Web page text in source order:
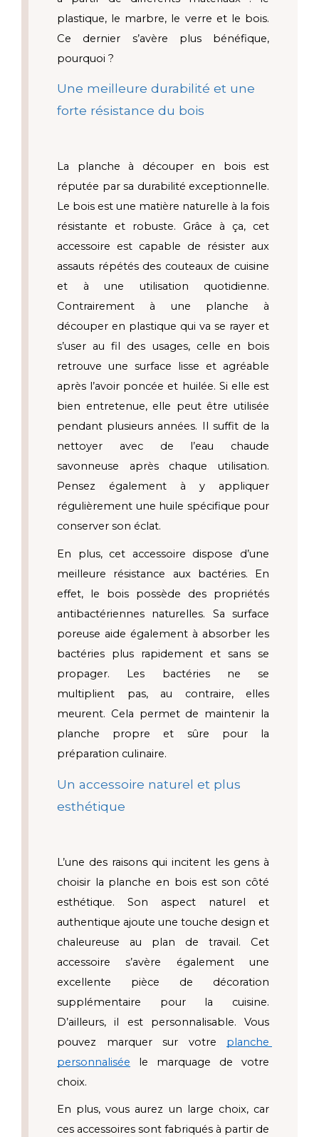
plastique, le marbre, le verre et le bois.
Ce dernier s’avère plus bénéfique,
pourquoi ?
Une meilleure durabilité et une
forte résistance du bois
La planche à découper en bois est
réputée par sa durabilité exceptionnelle.
Le bois est une matière naturelle à la fois
résistante et robuste. Grâce à ça, cet
accessoire est capable de résister aux
assauts répétés des couteaux de cuisine
et à une utilisation quotidienne.
Contrairement à une planche à
découper en plastique qui va se rayer et
s’user au fil des usages, celle en bois
retrouve une surface lisse et agréable
après l’avoir poncée et huilée. Si elle est
bien entretenue, elle peut être utilisée
pendant plusieurs années. Il suffit de la
nettoyer avec de l’eau chaude
savonneuse après chaque utilisation.
Pensez également à y appliquer
régulièrement une huile spécifique pour
conserver son éclat.
En plus, cet accessoire dispose d’une
meilleure résistance aux bactéries. En
effet, le bois possède des propriétés
antibactériennes naturelles. Sa surface
poreuse aide également à absorber les
bactéries plus rapidement et sans se
propager. Les bactéries ne se
multiplient pas, au contraire, elles
meurent. Cela permet de maintenir la
planche propre et sûre pour la
préparation culinaire.
Un accessoire naturel et plus
esthétique
L’une des raisons qui incitent les gens à
choisir la planche en bois est son côté
esthétique. Son aspect naturel et
authentique ajoute une touche design et
chaleureuse au plan de travail. Cet
accessoire s’avère également une
excellente pièce de décoration
supplémentaire pour la cuisine.
D’ailleurs, il est personnalisable. Vous
pouvez marquer sur votre planche
personnalisée le marquage de votre
choix.
En plus, vous aurez un large choix, car
ces accessoires sont fabriqués à partir de